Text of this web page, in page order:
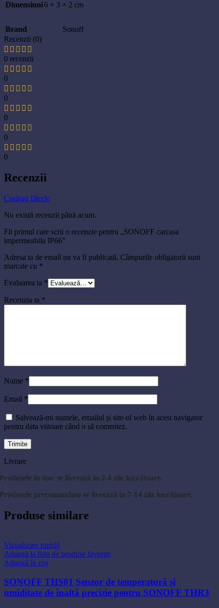
Dimensiuni6 × 3 × 2 cm
Brand
Sonoff
Recenzii (0)
0 recenzii
0
0
0
0
0
Recenzii
Curățați filtrele
Nu există recenzii până acum.
Fii primul care scrii o recenzie pentru „SONOFF carcasa
impermeabila IP66”
Adresa ta de email nu va fi publicată. Câmpurile obligatorii sunt
marcate cu *
Evaluarea ta *
Recenzia ta *
Nume *
Email *
Salvează-mi numele, emailul și site-ul web în acest navigator
pentru data viitoare când o să comentez.
Livrare
în stoc se livrează în 2-4 zile lucrătoare.
precomandate se livrează în 7-14 zile lucrătoare.
Produse similare
Vizualizare rapidă
Adaugă la lista de produse favorite
Adaugă în coș
SONOFF THS01 Senzor de temperatură și
umiditate de înaltă precizie pentru SONOFF THR3